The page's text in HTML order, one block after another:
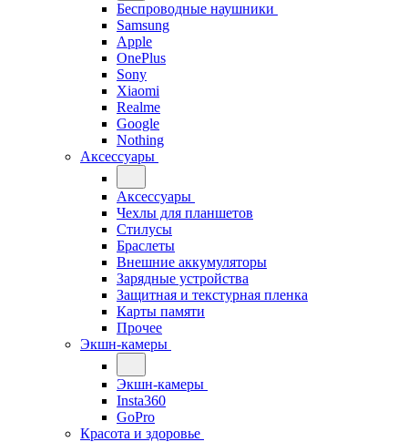
Беспроводные наушники
Samsung
Apple
OnePlus
Sony
Xiaomi
Realme
Google
Nothing
Аксессуары
Аксессуары
Чехлы для планшетов
Стилусы
Браслеты
Внешние аккумуляторы
Зарядные устройства
Защитная и текстурная пленка
Карты памяти
Прочее
Экшн-камеры
Экшн-камеры
Insta360
GoPro
Красота и здоровье